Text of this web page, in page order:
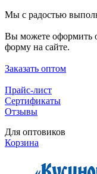
Мы с радостью
Вы можете оформить
форму на сайте.
Заказать оптом
Прайс-лист
Сертификаты
Отзывы
Для оптовиков
Корзина